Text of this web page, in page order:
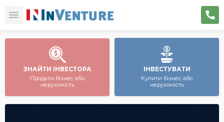
ЗНАЙТИ ІНВЕСТОРА
Продати бізнес або
нерухомість
ІНВЕСТУВАТИ
Купити бізнес або
нерухомість